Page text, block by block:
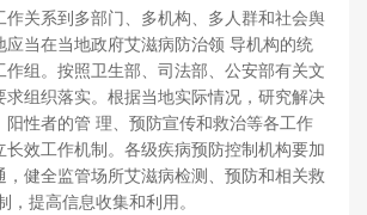
作关系到多部门、多机构、多人群和社会舆
应当在当地政府艾滋病防治领 导机构的统
作组。按照卫生部、司法部、公安部有关文
求组织落实。根据当地实际情况，研究解决
阳性者的管 理、预防宣传和救治等各工作
长效工作机制。各级疾病预防控制机构要加
，健全监管场所艾滋病检测、预防和相关救
，提高信息收集和利用。